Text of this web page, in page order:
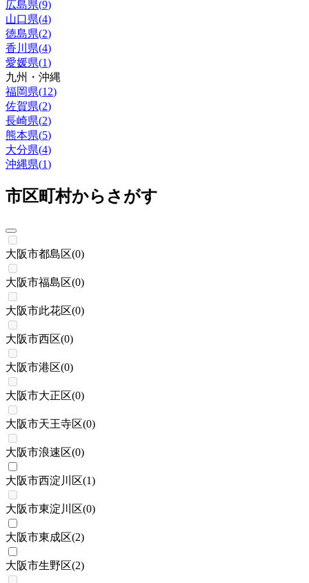
広島県(9)
山口県(4)
徳島県(2)
香川県(4)
愛媛県(1)
九州・沖縄
福岡県(12)
佐賀県(2)
長崎県(2)
熊本県(5)
大分県(4)
沖縄県(1)
市区町村からさがす
大阪市都島区(0)
大阪市福島区(0)
大阪市此花区(0)
大阪市西区(0)
大阪市港区(0)
大阪市大正区(0)
大阪市天王寺区(0)
大阪市浪速区(0)
大阪市西淀川区(1)
大阪市東淀川区(0)
大阪市東成区(2)
大阪市生野区(2)